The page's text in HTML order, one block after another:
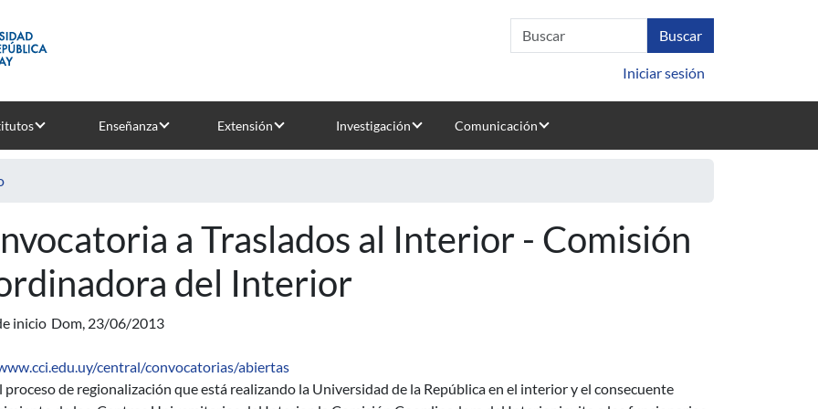
Iniciar sesión
Enseñanza Extensión Investigación Comunicación
a Traslados al Interior - Comisión
del Interior
inicio Dom, 23/06/2013
central/convocatorias/abiertas
proceso de regionalización que está realizando la Universidad de la República en el interior y el consecuente